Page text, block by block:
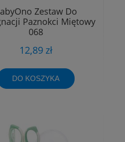
Zestaw Do
Paznokci Miętowy
068
12,89 zł
DO KOSZYKA